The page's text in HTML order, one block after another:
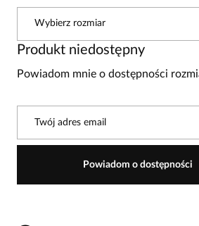
Wybierz rozmiar
Produkt niedostępny
Powiadom mnie o dostępności
Twój adres email
Powiadom o dostępności